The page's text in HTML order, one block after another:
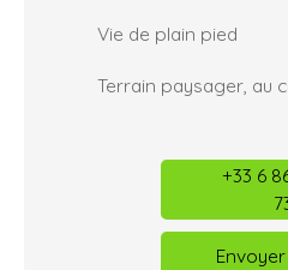
Vie de plain pied
Terrain paysager, au
+33 6